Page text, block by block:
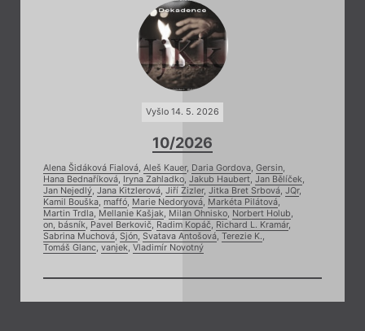
Vyšlo 14. 5. 2026
10/2026
Alena Šidáková Fialová, Aleš Kauer, Daria Gordova, Gersin,
Hana Bednaříková, Iryna Zahladko, Jakub Haubert, Jan Bělíček,
Jan Nejedlý, Jana Kitzlerová, Jiří Zizler, Jitka Bret Srbová, JQr,
Kamil Bouška, maffó, Marie Nedoryová, Markéta Pilátová,
Martin Trdla, Mellanie Kašjak, Milan Ohnisko, Norbert Holub,
on, básník, Pavel Berkovič, Radim Kopáč, Richard L. Kramár,
Sabrina Muchová, Sjón, Svatava Antošová, Terezie K.,
Tomáš Glanc, vanjek, Vladimír Novotný